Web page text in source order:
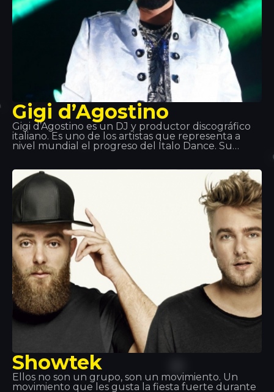
Gigi d’Agostino
Gigi d’Agostino es un DJ y productor discográfico
italiano. Es uno de los artistas que representa a
nivel mundial el progreso del Italo Dance. Su
Toujours’ ha marcado un antes y un después en
este estilo musical.
Showtek
Ellos no son un grupo, son un movimiento. Un
movimiento que les gusta la fiesta fuerte durante